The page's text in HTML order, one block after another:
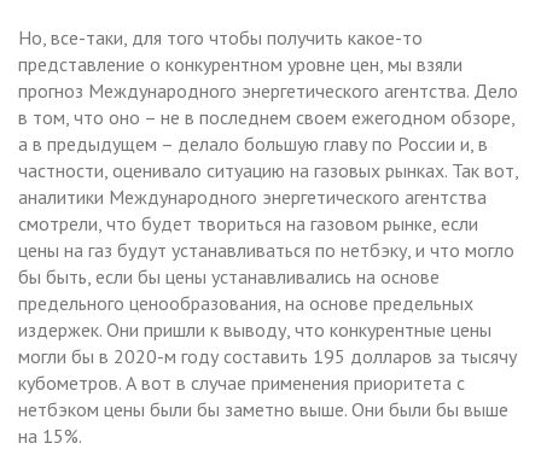
Но, все-таки, для того чтобы получить какое-то
представление о конкурентном уровне цен, мы взяли
прогноз Международного энергетического агентства. Дело
в том, что оно – не в последнем своем ежегодном обзоре,
а в предыдущем – делало большую главу по России и, в
частности, оценивало ситуацию на газовых рынках. Так вот,
аналитики Международного энергетического агентства
смотрели, что будет твориться на газовом рынке, если
цены на газ будут устанавливаться по нетбэку, и что могло
бы быть, если бы цены устанавливались на основе
предельного ценообразования, на основе предельных
издержек. Они пришли к выводу, что конкурентные цены
могли бы в 2020-м году составить 195 долларов за тысячу
кубометров. А вот в случае применения приоритета с
нетбэком цены были бы заметно выше. Они были бы выше
на 15%.